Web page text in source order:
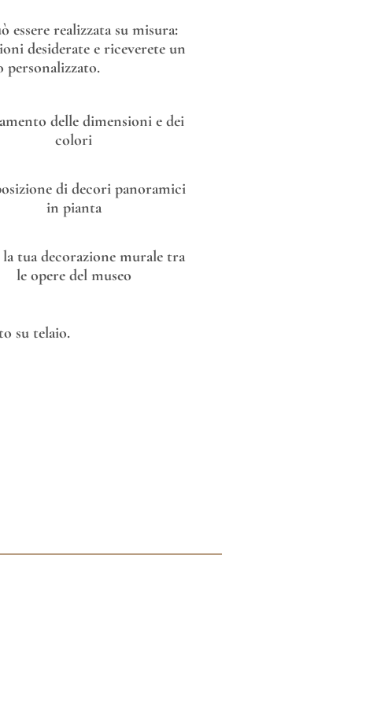
essere realizzata su misura:
desiderate e riceverete un
personalizzato.
delle dimensioni e dei
colori
di decori panoramici
in pianta
la tua decorazione murale tra
le opere del museo
su telaio.